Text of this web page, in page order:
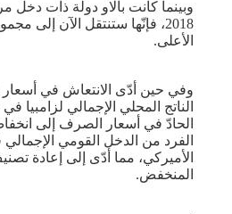
وبينما كانت بالاو دولة ذات دخل
2018، فإنّها ‏ستنتقل الآن إلى
الأعلى.‏
وفي حين أدّى الانتعاش في أسعار
الحادّ في أسعار الصرف ‏إلى
الفرد من الدخل القومي
الأميركي، مما أدّى إلى إعادة
‏المنخفض.‏